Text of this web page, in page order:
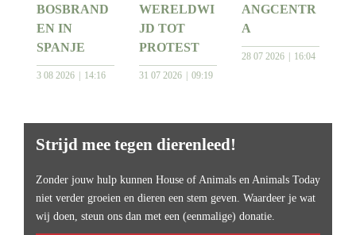
BOSBRAND
EN IN
SPANJE
3 08 2026 14:16
WERELDWI
JD TOT
PROTEST
31 07 2026 09:19
ANGCENTR
A
28 07 2026 16:04
Strijd mee tegen dierenleed!
Zonder jouw hulp kunnen House of Animals en Animals Today
niet verder groeien en dieren een stem geven. Waardeer je wat
wij doen, steun ons dan met een (eenmalige) donatie.